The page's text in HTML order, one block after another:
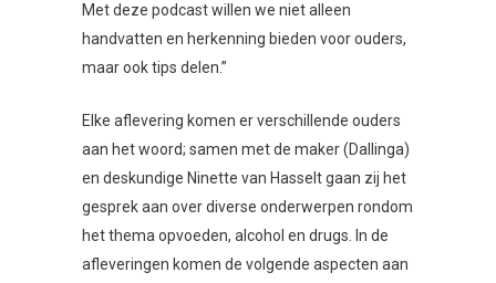
Met deze podcast willen we niet alleen
handvatten en herkenning bieden voor ouders,
maar ook tips delen.”
Elke aflevering komen er verschillende ouders
aan het woord; samen met de maker (Dallinga)
en deskundige Ninette van Hasselt gaan zij het
gesprek aan over diverse onderwerpen rondom
het thema opvoeden, alcohol en drugs. In de
afleveringen komen de volgende aspecten aan